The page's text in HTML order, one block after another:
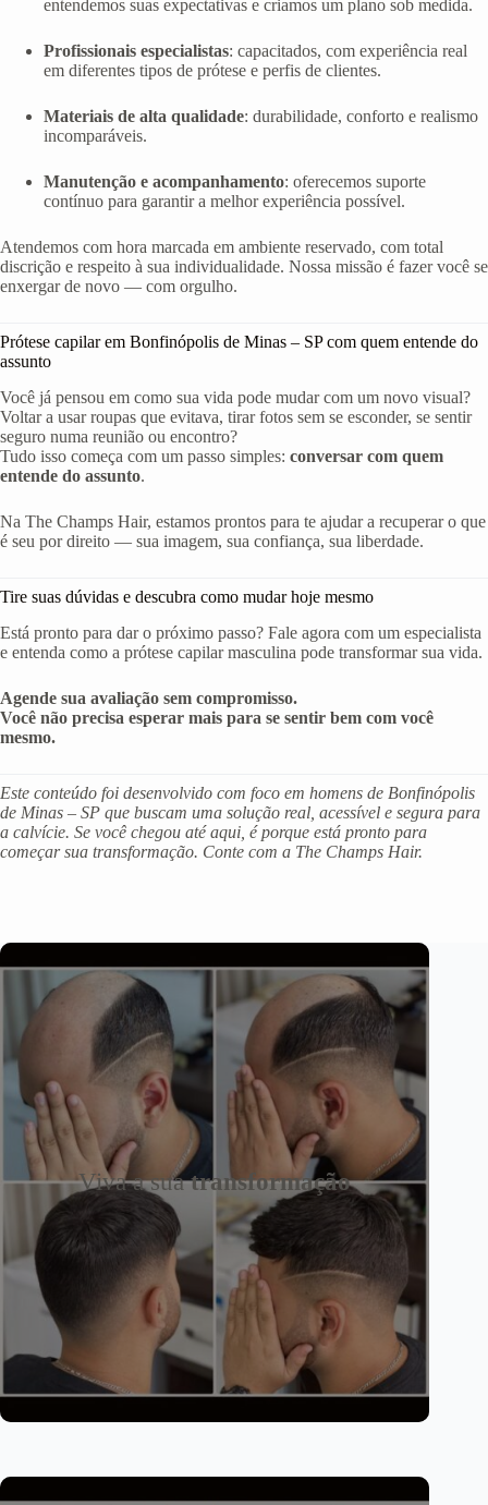
entendemos suas expectativas e criamos um plano sob medida.
Profissionais especialistas: capacitados, com experiência real
em diferentes tipos de prótese e perfis de clientes.
Materiais de alta qualidade: durabilidade, conforto e realismo
incomparáveis.
Manutenção e acompanhamento: oferecemos suporte
contínuo para garantir a melhor experiência possível.
Atendemos com hora marcada em ambiente reservado, com total
discrição e respeito à sua individualidade. Nossa missão é fazer você se
enxergar de novo — com orgulho.
Prótese capilar em Bonfinópolis de Minas – SP com quem entende do
assunto
Você já pensou em como sua vida pode mudar com um novo visual?
Voltar a usar roupas que evitava, tirar fotos sem se esconder, se sentir
seguro numa reunião ou encontro?
Tudo isso começa com um passo simples: conversar com quem
entende do assunto.
Na The Champs Hair, estamos prontos para te ajudar a recuperar o que
é seu por direito — sua imagem, sua confiança, sua liberdade.
Tire suas dúvidas e descubra como mudar hoje mesmo
Está pronto para dar o próximo passo? Fale agora com um especialista
e entenda como a prótese capilar masculina pode transformar sua vida.
Agende sua avaliação sem compromisso.
Você não precisa esperar mais para se sentir bem com você
mesmo.
Este conteúdo foi desenvolvido com foco em homens de Bonfinópolis
de Minas – SP que buscam uma solução real, acessível e segura para
a calvície. Se você chegou até aqui, é porque está pronto para
começar sua transformação. Conte com a The Champs Hair.
Viva a suatransformação